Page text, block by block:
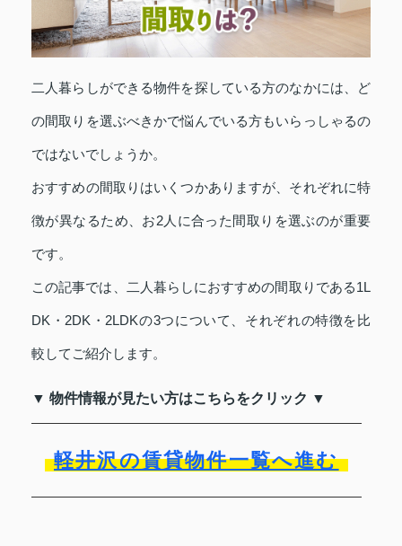
二人暮らしができる物件を探している方のなかには、ど
の間取りを選ぶべきかで悩んでいる方もいらっしゃるの
ではないでしょうか。
おすすめの間取りはいくつかありますが、それぞれに特
徴が異なるため、お2人に合った間取りを選ぶのが重要
です。
この記事では、二人暮らしにおすすめの間取りである1L
DK・2DK・2LDKの3つについて、それぞれの特徴を比
較してご紹介します。
▼ 物件情報が見たい方はこちらをクリック ▼
軽井沢の賃貸物件一覧へ進む